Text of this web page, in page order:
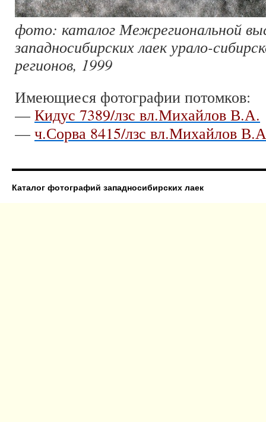
фото: каталог Межрегиональной
западносибирских лаек урало-
регионов, 1999
Имеющиеся фотографии потомков:
— Кидус 7389/лзс вл.Михайлов В.А.
— ч.Сорва 8415/лзс вл.Михайлов
Каталог фотографий западносибирских лаек